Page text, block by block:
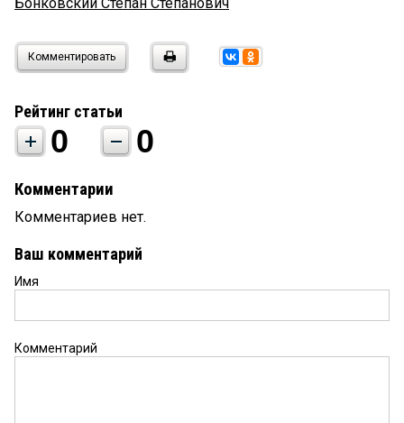
Комментировать
Рейтинг статьи
0 0
Комментарии
Комментариев нет.
Ваш комментарий
Имя
Комментарий